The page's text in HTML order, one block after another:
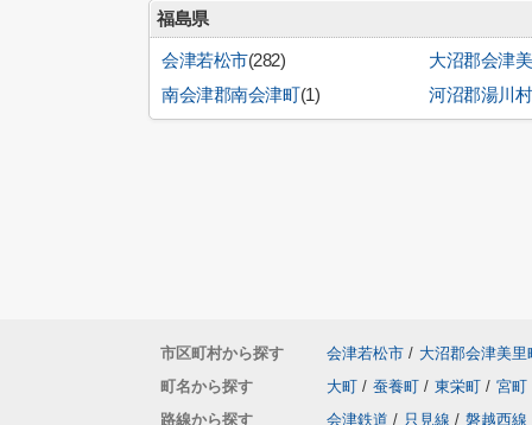
福島県
会津若松市(282)
大沼郡会津
南会津郡南会津町(1) 河沼郡湯川村
市区町村から探す 会津若松市 / 大沼郡会津美里
町名から探す
大町 / 蚕養町 / 東栄町 / 宮町
路線から探す
会津鉄道 / 只見線 / 磐越西線